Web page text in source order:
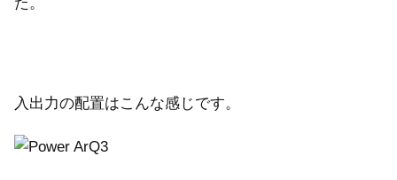
入出力の配置はこんな感じです。